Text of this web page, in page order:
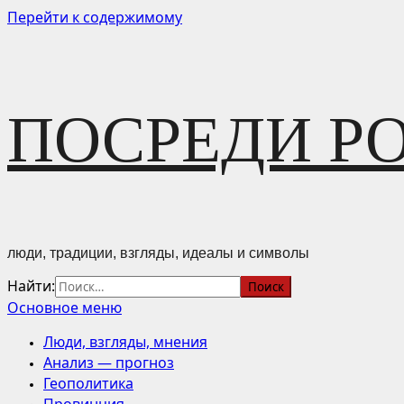
Перейти к содержимому
ПОСРЕДИ
люди, традиции, взгляды, идеалы и символы
Найти:
Основное меню
Люди, взгляды, мнения
Анализ — прогноз
Геополитика